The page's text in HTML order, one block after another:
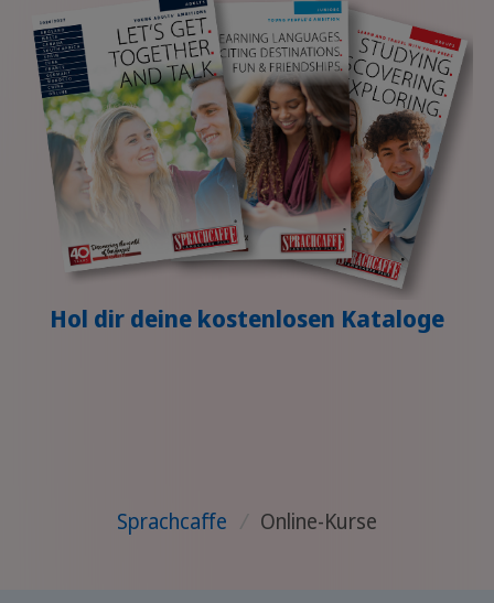
Hol dir deine kostenlosen Kataloge
Sprachcaffe / Online-Kurse